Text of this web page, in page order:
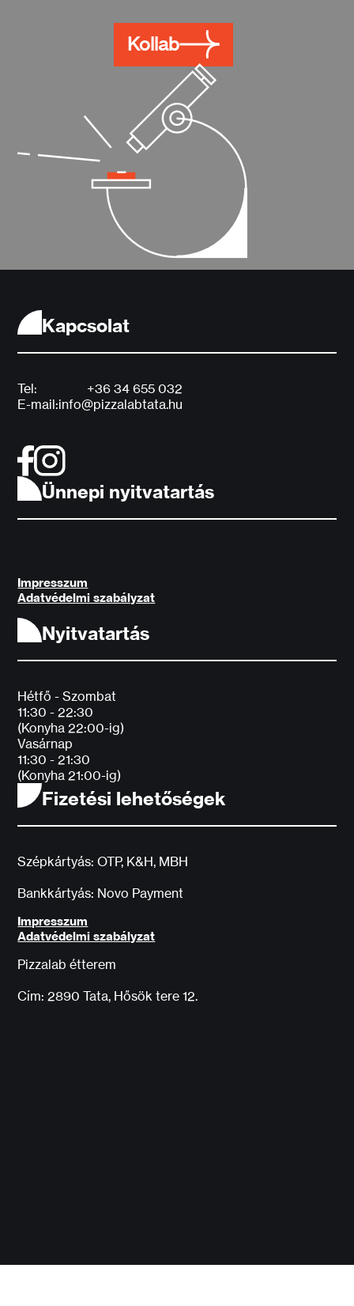
Kollab
Kapcsolat
Tel:
+36 34 655 032
E-mail:info@pizzalabtata.hu
Ünnepi nyitvatartás
Impresszum
Adatvédelmi szabályzat
Nyitvatartás
Hétfő - Szombat
11:30 - 22:30
(Konyha 22:00-ig)
Vasárnap
11:30 - 21:30
(Konyha 21:00-ig)
Fizetési lehetőségek
Szépkártyás: OTP, K&H, MBH
Bankkártyás: Novo Payment
Impresszum
Adatvédelmi szabályzat
Pizzalab étterem
Cím: 2890 Tata, Hősök tere 12.